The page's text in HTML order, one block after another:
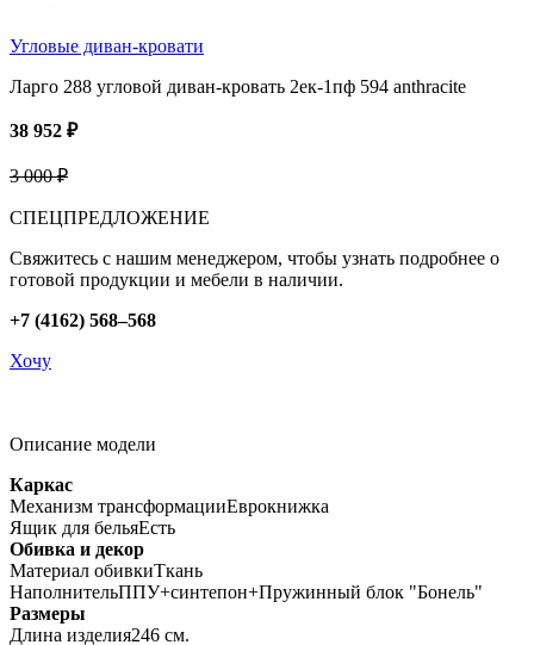
Угловые диван-кровати
Ларго 288 угловой диван-кровать 2ек-1пф 594 anthracite
38 952 ₽
3 000 ₽
СПЕЦПРЕДЛОЖЕНИЕ
Свяжитесь с нашим менеджером, чтобы узнать подробнее о
готовой продукции и мебели в наличии.
+7 (4162) 568–568
Хочу
Описание модели
Каркас
Механизм трансформацииЕврокнижка
Ящик для бельяЕсть
Обивка и декор
Материал обивкиТкань
НаполнительППУ+синтепон+Пружинный блок "Бонель"
Размеры
Длина изделия246 см.